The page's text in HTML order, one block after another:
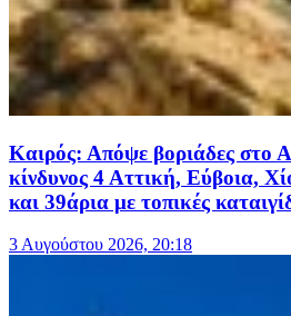
Καιρός: Απόψε βοριάδες στο
κίνδυνος 4 Αττική, Εύβοια,
και 39άρια με τοπικές
3 Αυγούστου 2026, 20:18